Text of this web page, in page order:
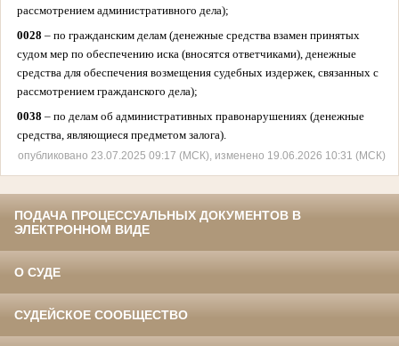
рассмотрением административного дела);
0028 – по гражданским делам (денежные средства взамен принятых
судом мер по обеспечению иска (вносятся ответчиками), денежные
средства для обеспечения возмещения судебных издержек, связанных с
рассмотрением гражданского дела);
0038 – по делам об административных правонарушениях (денежные
средства, являющиеся предметом залога).
опубликовано 23.07.2025 09:17 (МСК), изменено 19.06.2026 10:31 (МСК)
ПОДАЧА ПРОЦЕССУАЛЬНЫХ ДОКУМЕНТОВ В
ЭЛЕКТРОННОМ ВИДЕ
О СУДЕ
СУДЕЙСКОЕ СООБЩЕСТВО